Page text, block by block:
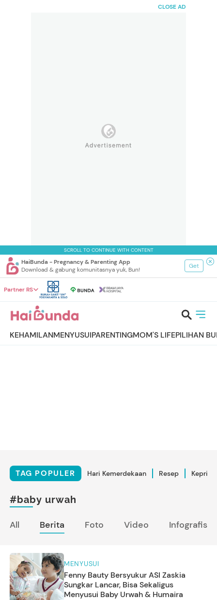
CLOSE AD
SCROLL TO CONTINUE WITH CONTENT
HaiBunda - Pregnancy & Parenting App
Download & gabung komunitasnya yuk, Bun!
Get
Partner RS
KEHAMILANMENYUSUIPARENTINGMOM'S LIFEPILIHAN
TAG POPULER Hari Kemerdekaan Resep
#baby urwah
All Berita Foto Video Infografis
MENYUSUI
Fenny Bauty Bersyukur ASI Zaskia
Sungkar Lancar, Bisa Sekaligus
Menyusui Baby Urwah & Humaira